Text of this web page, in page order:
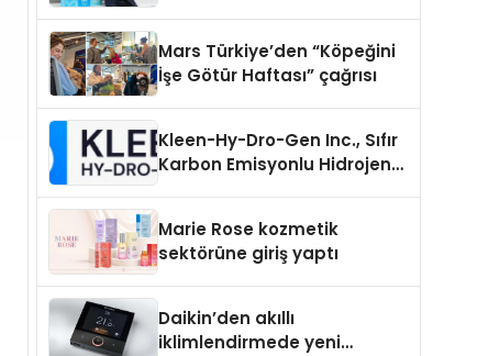
Mars Türkiye’den “Köpeğini
İşe Götür Haftası” çağrısı
Kleen-Hy-Dro-Gen Inc., Sıfır
Karbon Emisyonlu Hidrojen
Aldı
Marie Rose kozmetik
sektörüne giriş yaptı
Daikin’den akıllı
iklimlendirmede yeni